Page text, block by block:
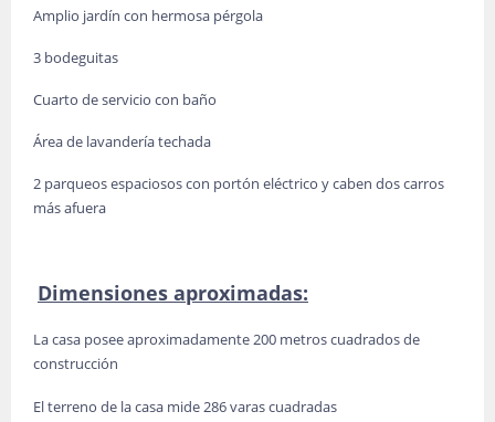
Amplio jardín con hermosa pérgola
3 bodeguitas
Cuarto de servicio con baño
Área de lavandería techada
2 parqueos espaciosos con portón eléctrico y caben dos carros
más afuera
Dimensiones aproximadas:
La casa posee aproximadamente 200 metros cuadrados de
construcción
El terreno de la casa mide 286 varas cuadradas